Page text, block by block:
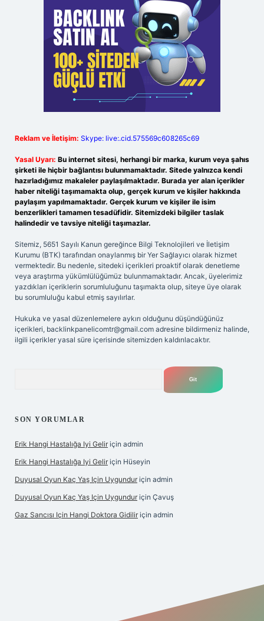
Reklam ve İletişim: Skype: live:.cid.575569c608265c69
Yasal Uyarı: Bu internet sitesi, herhangi bir marka, kurum veya şahıs
şirketi ile hiçbir bağlantısı bulunmamaktadır. Sitede yalnızca kendi
hazırladığımız makaleler paylaşılmaktadır. Burada yer alan içerikler
haber niteliği taşımamakta olup, gerçek kurum ve kişiler hakkında
paylaşım yapılmamaktadır. Gerçek kurum ve kişiler ile isim
benzerlikleri tamamen tesadüfidir. Sitemizdeki bilgiler taslak
halindedir ve tavsiye niteliği taşımazlar.
Sitemiz, 5651 Sayılı Kanun gereğince Bilgi Teknolojileri ve İletişim
Kurumu (BTK) tarafından onaylanmış bir Yer Sağlayıcı olarak hizmet
vermektedir. Bu nedenle, sitedeki içerikleri proaktif olarak denetleme
veya araştırma yükümlülüğümüz bulunmamaktadır. Ancak, üyelerimiz
yazdıkları içeriklerin sorumluluğunu taşımakta olup, siteye üye olarak
bu sorumluluğu kabul etmiş sayılırlar.
Hukuka ve yasal düzenlemelere aykırı olduğunu düşündüğünüz
içerikleri, backlinkpanelicomtr@gmail.com adresine bildirmeniz halinde,
ilgili içerikler yasal süre içerisinde sitemizden kaldırılacaktır.
SON YORUMLAR
Erik Hangi Hastalığa Iyi Gelir için admin
Erik Hangi Hastalığa Iyi Gelir için Hüseyin
Duyusal Oyun Kaç Yaş Için Uygundur için admin
Duyusal Oyun Kaç Yaş Için Uygundur için Çavuş
Gaz Sancısı Için Hangi Doktora Gidilir için admin